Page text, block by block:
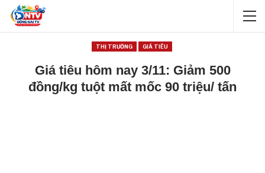
THỊ TRƯỜNG GIÁ TIÊU
Giá tiêu hôm nay 3/11: Giảm 500
đồng/kg tuột mất mốc 90 triệu/ tấn